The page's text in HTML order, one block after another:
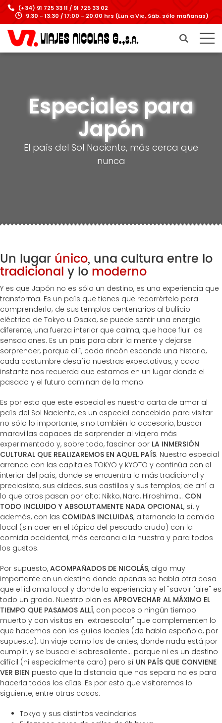
(+34) 91 725 33 11 / 91 725 33 02
9:30 - 13:30 / 17:00 - 20:00 hrs (Lun a Vie, Sáb. sólo mañanas)
Especiales para
Japón
El país del Sol Naciente, más cerca que
nunca
Un lugar único, una cultura entre lo
tradicional y lo moderno
Y es que Japón no es sólo un destino, es una experiencia que
transforma. Es un país que tienes que recorrértelo para
comprenderlo; de sus templos centenarios al bullicio
eléctrico de Tokyo u Osaka, se puede sentir una energía
diferente, una fuerza interior que calma, que hace fluir las
sensaciones. Es un país para abrir la mente y dejarse
sorprender, porque allí, cada rincón esconde una historia,
cada costumbre desafía nuestras expectativas, y cada
instante nos recuerda que estamos en un lugar donde el
pasado y el futuro caminan de la mano.
Es por esto que este especial es nuestra carta de amor al
país del Sol Naciente, es un especial concebido para visitar
no sólo lo importante, sino también lo accesorio, buscar
maravillas capaces de sorprender al viajero más
experimentado y, sobre todo, fascinar por LA INMERSIÓN
CULTURAL QUE REALIZAREMOS EN AQUEL PAÍS. Nuestro especial
arranca con las capitales TOKYO y KYOTO y continúa con el
interior del país, donde se encuentra lo más tradicional y
preciosista, sus aldeas, sus castillos y sus templos; de ahí a
lo que otros pasan por alto: Nikko, Nara, Hiroshima... CON
TODO INCLUIDO Y ABSOLUTAMENTE NADA OPCIONAL, sí, y
además, con las COMIDAS INCLUIDAS, alternando la comida
local (sin caer en el tópico del pescado crudo) con la
comida occidental, más cercana a la nuestra y para todos
los gustos.
Por supuesto, ACOMPAÑADOS DE NICOLÁS, algo muy
importante en un destino donde apenas se habla otra cosa
que el idioma local y donde la experiencia y el "savoir faire" es
todo un grado. Nuestro plan es APROVECHAR AL MÁXIMO EL
TIEMPO QUE PASAMOS ALLÍ, con pocos o ningún tiempo
muerto y con visitas en "extraescolar" que complementen lo
que hacemos con los guías locales (de habla española, por
supuesto). Un viaje como los de antes, donde nada está por
cumplir, y se busca el sobresaliente... porque ni es un destino
difícil (ni especialmente caro) pero sí UN PAÍS QUE CONVIENE
VER BIEN puesto que la distancia que nos separa no es para
hacerla todos los días. Es por esto que visitaremos lo
siguiente, entre otras cosas:
Tokyo y sus distintos vecindarios